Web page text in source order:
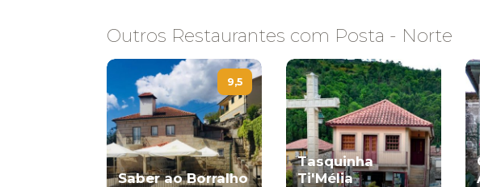
Outros Restaurantes com Posta - Norte
9,5
Saber ao Borralho
Tasquinha
Ti'Mélia